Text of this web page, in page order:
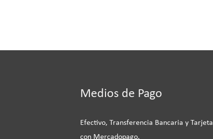
Medios de Pago
Efectivo, Transferencia Bancaria y Tarjeta
con Mercadopago.